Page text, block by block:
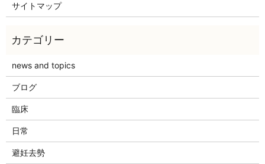
サイトマップ
news and topics
ブログ
臨床
日常
避妊去勢